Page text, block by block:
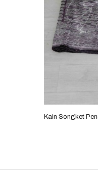
Kain Songket